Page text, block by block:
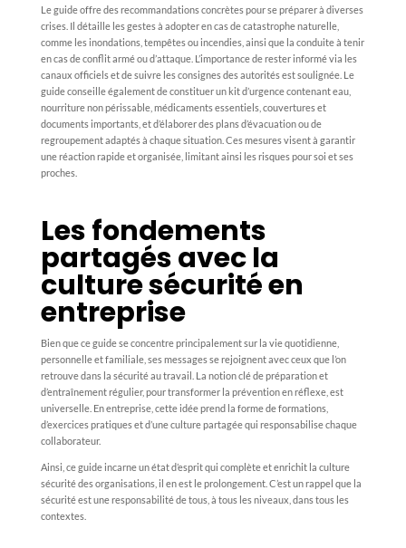
Le guide offre des recommandations concrètes pour se préparer à diverses
crises. Il détaille les gestes à adopter en cas de catastrophe naturelle,
comme les inondations, tempêtes ou incendies, ainsi que la conduite à tenir
en cas de conflit armé ou d’attaque. L’importance de rester informé via les
canaux officiels et de suivre les consignes des autorités est soulignée. Le
guide conseille également de constituer un kit d’urgence contenant eau,
nourriture non périssable, médicaments essentiels, couvertures et
documents importants, et d’élaborer des plans d’évacuation ou de
regroupement adaptés à chaque situation. Ces mesures visent à garantir
une réaction rapide et organisée, limitant ainsi les risques pour soi et ses
proches.
Les fondements
partagés avec la
culture sécurité en
entreprise
Bien que ce guide se concentre principalement sur la vie quotidienne,
personnelle et familiale, ses messages se rejoignent avec ceux que l’on
retrouve dans la sécurité au travail. La notion clé de préparation et
d’entraînement régulier, pour transformer la prévention en réflexe, est
universelle. En entreprise, cette idée prend la forme de formations,
d’exercices pratiques et d’une culture partagée qui responsabilise chaque
collaborateur.​
Ainsi, ce guide incarne un état d’esprit qui complète et enrichit la culture
sécurité des organisations, il en est le prolongement. C’est un rappel que la
sécurité est une responsabilité de tous, à tous les niveaux, dans tous les
contextes.